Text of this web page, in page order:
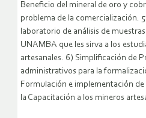
Beneficio del mineral de oro y
problema de la comercialización.
laboratorio de análisis de
UNAMBA que les sirva a los
artesanales. 6) Simplificación de
administrativos para la
Formulación e implementación
la Capacitación a los mineros